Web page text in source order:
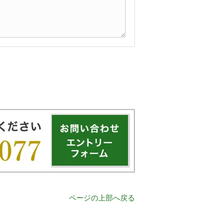
ページの上部へ戻る